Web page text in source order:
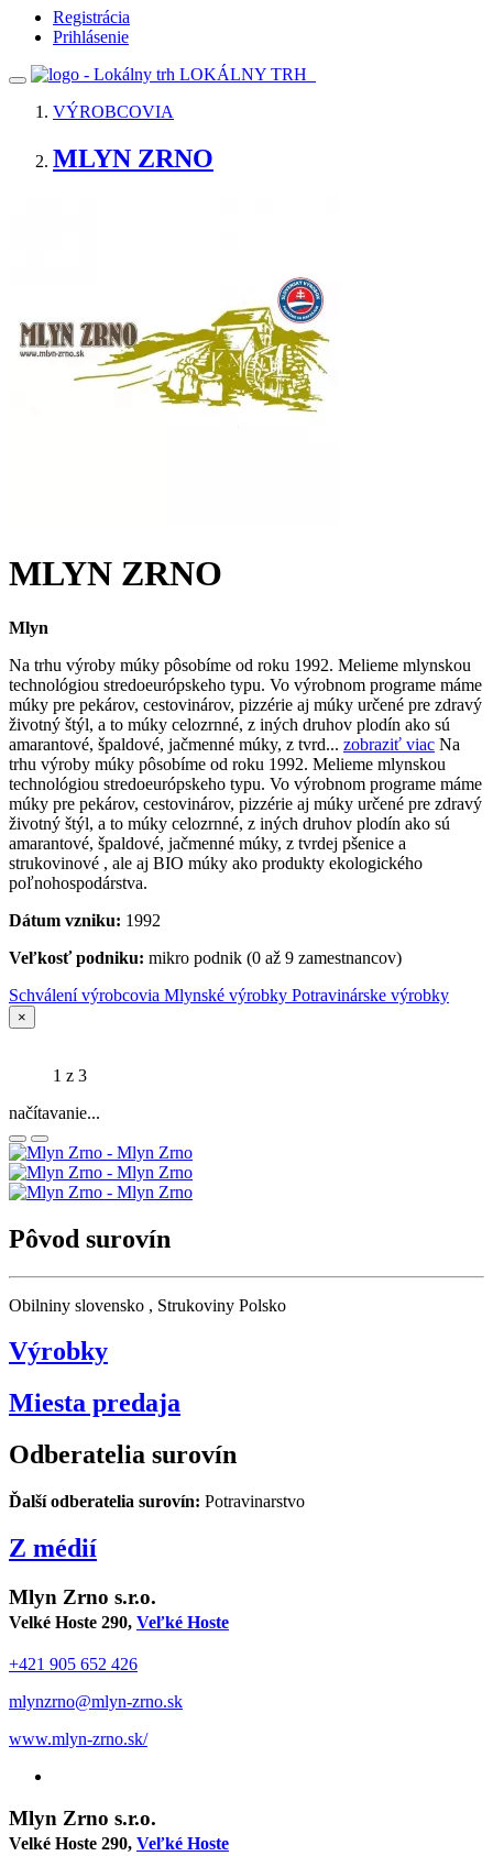
Registrácia
Prihlásenie
LOKÁLNY TRH
VÝROBCOVIA
MLYN ZRNO
MLYN ZRNO
Mlyn
Na trhu výroby múky pôsobíme od roku 1992. Melieme mlynskou
technológiou stredoeurópskeho typu. Vo výrobnom programe máme
múky pre pekárov, cestovinárov, pizzérie aj múky určené pre zdravý
životný štýl, a to múky celozrnné, z iných druhov plodín ako sú
amarantové, špaldové, jačmenné múky, z tvrd... zobraziť viac Na
trhu výroby múky pôsobíme od roku 1992. Melieme mlynskou
technológiou stredoeurópskeho typu. Vo výrobnom programe máme
múky pre pekárov, cestovinárov, pizzérie aj múky určené pre zdravý
životný štýl, a to múky celozrnné, z iných druhov plodín ako sú
amarantové, špaldové, jačmenné múky, z tvrdej pšenice a
strukovinové , ale aj BIO múky ako produkty ekologického
poľnohospodárstva.
Dátum vzniku: 1992
Veľkosť podniku: mikro podnik (0 až 9 zamestnancov)
Schválení výrobcovia Mlynské výrobky Potravinárske výrobky
×
1 z 3
načítavanie...
Pôvod surovín
Obilniny slovensko , Strukoviny Polsko
Výrobky
Miesta predaja
Odberatelia surovín
Ďalší odberatelia surovín: Potravinarstvo
Z médií
Mlyn Zrno s.r.o.
Velké Hoste 290, Veľké Hoste
+421 905 652 426
mlynzrno@mlyn-zrno.sk
www.mlyn-zrno.sk/
Mlyn Zrno s.r.o.
Velké Hoste 290, Veľké Hoste